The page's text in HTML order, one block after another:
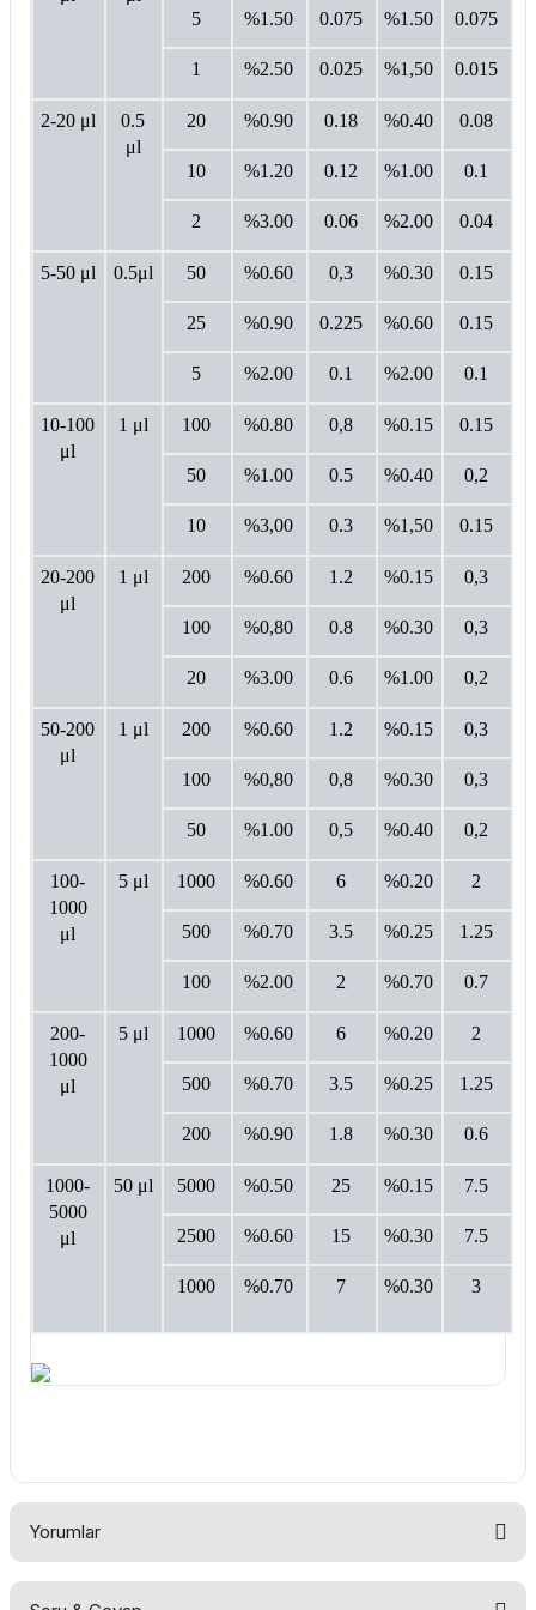
5
%1.50 0.075 %1.50 0.075
1 %2.50 0.025 %1,50 0.015
2-20 μl
0.5
μl
20 %0.90 0.18 %0.40 0.08
10 %1.20 0.12 %1.00 0.1
2 %3.00 0.06 %2.00 0.04
5-50 μl 0.5μl 50 %0.60 0,3 %0.30 0.15
25 %0.90 0.225 %0.60 0.15
5 %2.00 0.1 %2.00 0.1
10-100
μl
1 μl 100 %0.80 0,8 %0.15 0.15
50 %1.00 0.5 %0.40 0,2
10 %3,00 0.3 %1,50 0.15
20-200
μl
1 μl 200 %0.60 1.2 %0.15 0,3
100 %0,80 0.8 %0.30 0,3
20 %3.00 0.6 %1.00 0,2
50-200
μl
1 μl 200 %0.60 1.2 %0.15 0,3
100 %0,80 0,8 %0.30 0,3
50 %1.00 0,5 %0.40 0,2
100-
1000
μl
5 μl 1000 %0.60 6 %0.20 2
500 %0.70 3.5 %0.25 1.25
100 %2.00 2 %0.70 0.7
200-
1000
μl
5 μl 1000 %0.60 6 %0.20 2
500 %0.70 3.5 %0.25 1.25
200 %0.90 1.8 %0.30 0.6
1000-
5000
μl
50 μl 5000 %0.50 25 %0.15 7.5
2500 %0.60 15 %0.30 7.5
1000 %0.70 7 %0.30 3
Yorumlar